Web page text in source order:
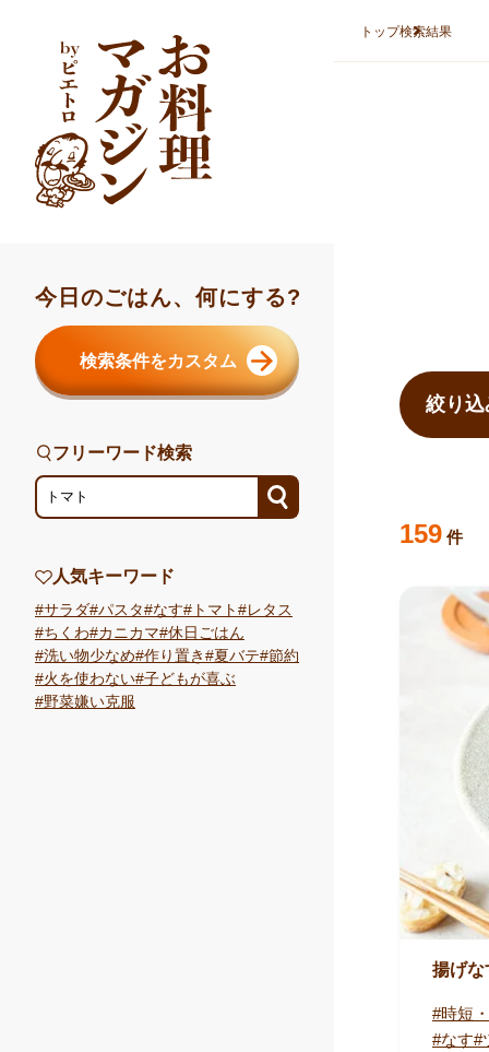
今日のごはん、何にする?
検索条件をカスタム
フリーワード検索
フリーワード検索
人気キーワード
サラダ パスタ なす トマト
レタス
ちくわ
カニカマ 休日ごはん
洗い物少なめ 作り置き 夏バテ 節約
火を使わない 子どもが喜ぶ
野菜嫌い克服
トップ検索結果
絞り
159 件
揚げな
時短
なす